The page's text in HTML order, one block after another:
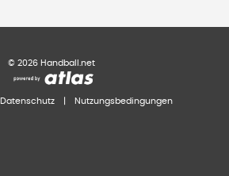
© 2026 Handball.net
Datenschutz Nutzungsbedingungen